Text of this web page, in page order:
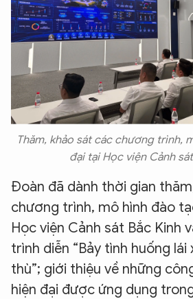
Thăm, khảo sát các chương trình,
đại tại Học viện Cảnh
Đoàn đã dành thời gian
chương trình, mô hình đào
Học viện Cảnh sát Bắc Kinh
trình diễn “Bảy tình huống lái
thù”; giới thiệu về những
hiện đại được ứng dụng